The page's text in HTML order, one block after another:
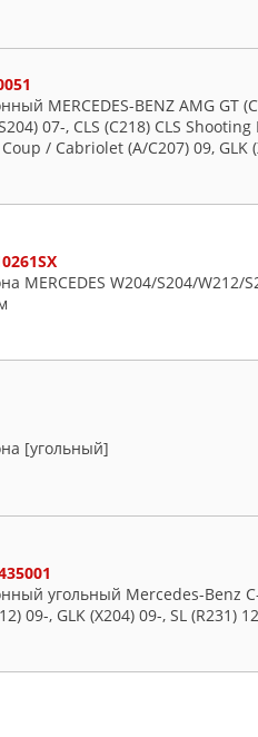
MERCEDES-BENZ AMG GT
07-, CLS (C218) CLS
/ Cabriolet (A/C207) 09, GLK
MERCEDES W204/S204/W212/
[угольный]
угольный Mercedes-Benz
09-, GLK (X204) 09-, SL (R231)